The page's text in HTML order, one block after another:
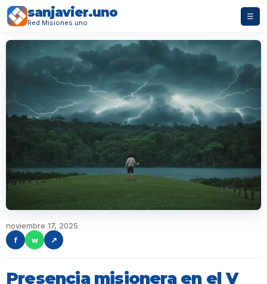
sanjavier.uno
Red Misiones.uno
☰
noviembre 17, 2025
f
w ↗
Presencia misionera en el V